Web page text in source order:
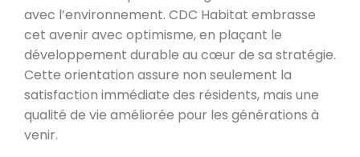
avec l’environnement. CDC Habitat embrasse
cet avenir avec optimisme, en plaçant le
développement durable au cœur de sa stratégie.
Cette orientation assure non seulement la
satisfaction immédiate des résidents, mais une
qualité de vie améliorée pour les générations à
venir.